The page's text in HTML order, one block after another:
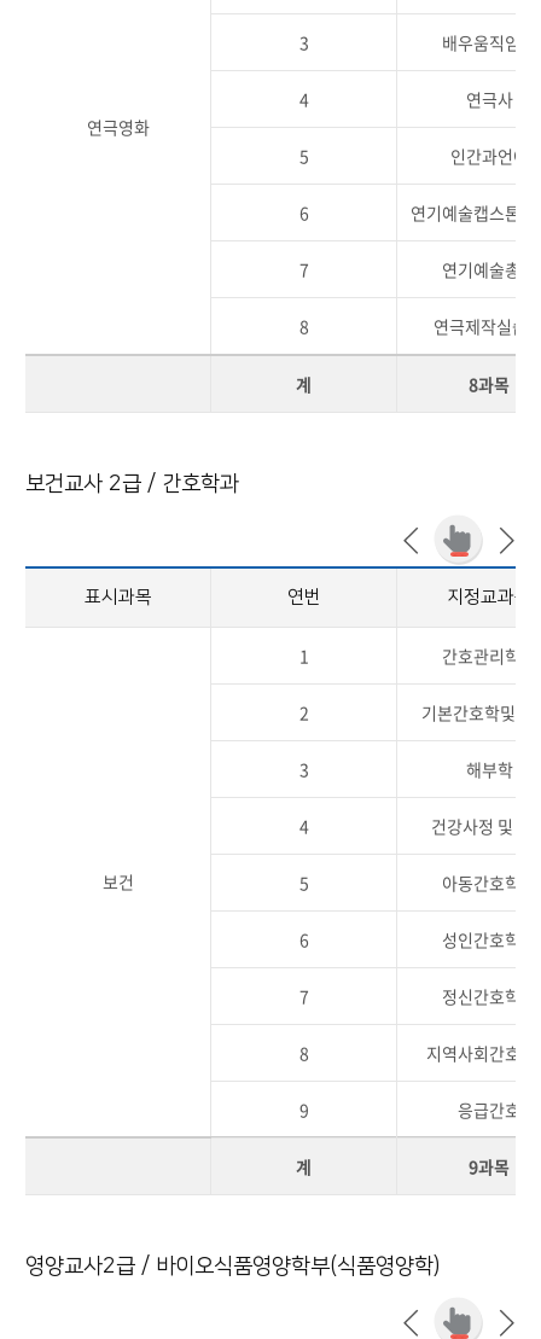
연극영화
3 배우움직임Ⅱ
4 연극사
5 인간과언어
6 연기예술캡스톤
7 연기예술총론
8 연극제작실습
계 8과목
보건교사 2급 / 간호학과
표시과목 연번 지정교과목
보건
1 간호관리학Ⅰ
2 기본간호학및실
3 해부학
4 건강사정 및 실
5 아동간호학Ⅰ
6 성인간호학Ⅲ
7 정신간호학Ⅱ
8 지역사회간호
9 응급간호
계 9과목
영양교사2급 / 바이오식품영양학부(식품영양학)